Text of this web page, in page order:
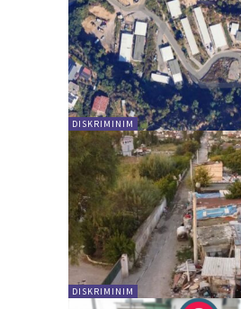
DISKRIMINIM
DISKRIMINIM